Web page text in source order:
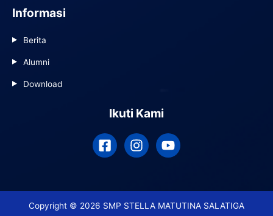
Informasi
Berita
Alumni
Download
Ikuti Kami
Copyright © 2026 SMP STELLA MATUTINA SALATIGA